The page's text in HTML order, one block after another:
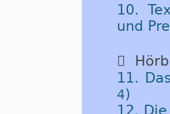
10.
und

11.
4)
12.